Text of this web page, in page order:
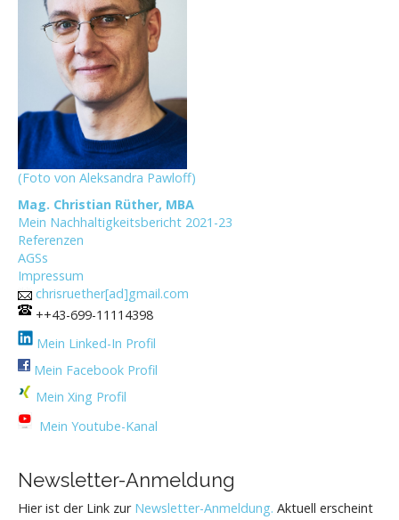
(Foto von Aleksandra Pawloff)
Mag. Christian Rüther, MBA
Mein Nachhaltigkeitsbericht 2021-23
Referenzen
AGSs
Impressum
chrisruether[ad]gmail.com
++43-699-11114398
Mein Linked-In Profil
Mein Facebook Profil
Mein Xing Profil
Mein Youtube-Kanal
Newsletter-Anmeldung
Hier ist der Link zur Newsletter-Anmeldung. Aktuell erscheint